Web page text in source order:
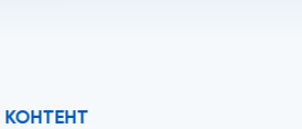
КОНТЕНТ